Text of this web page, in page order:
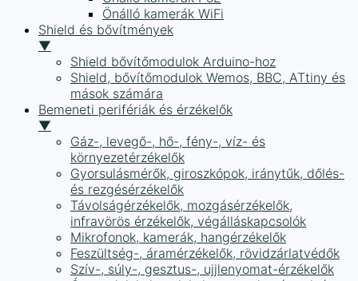
Önálló kamerák WiFi
Shield és bővítmények
▼
Shield bővítőmodulok Arduino-hoz
Shield, bővítőmodulok Wemos, BBC, ATtiny és
mások számára
Bemeneti perifériák és érzékelők
▼
Gáz-, levegő-, hő-, fény-, víz- és
környezetérzékelők
Gyorsulásmérők, giroszkópok, iránytűk, dőlés-
és rezgésérzékelők
Távolságérzékelők, mozgásérzékelők,
infravörös érzékelők, végálláskapcsolók
Mikrofonok, kamerák, hangérzékelők
Feszültség-, áramérzékelők, rövidzárlatvédők
Szív-, súly-, gesztus-, ujjlenyomat-érzékelők